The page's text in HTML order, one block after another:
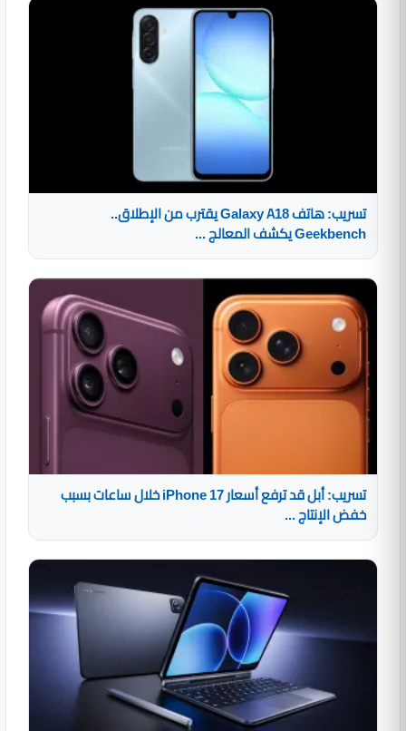
تسريب: هاتف Galaxy A18 يقترب من الإطلاق..
Geekbench يكشف المعالج ...
تسريب: أبل قد ترفع أسعار iPhone 17 خلال ساعات بسبب
خفض الإنتاج ...